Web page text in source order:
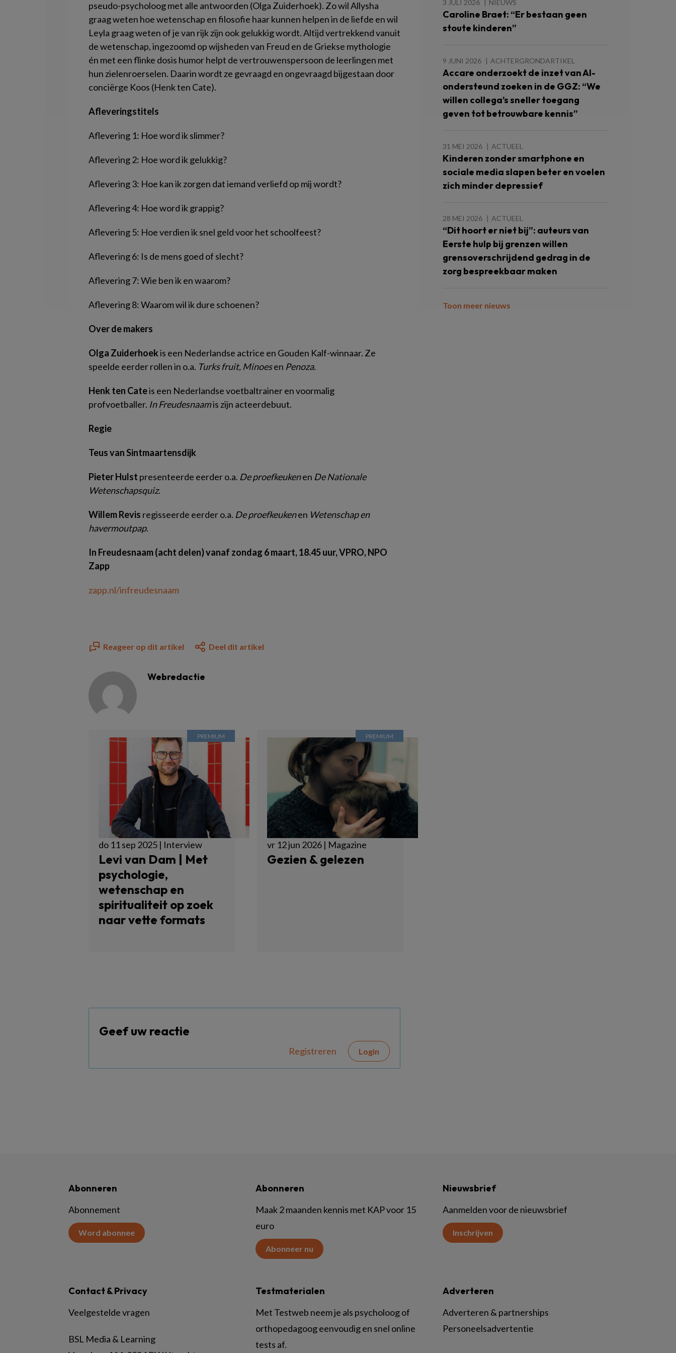
pseudo-psycholoog met alle antwoorden (Olga Zuiderhoek). Zo wil Allysha
graag weten hoe wetenschap en filosofie haar kunnen helpen in de liefde en wil
Leyla graag weten of je van rijk zijn ook gelukkig wordt. Altijd vertrekkend vanuit
de wetenschap, ingezoomd op wijsheden van Freud en de Griekse mythologie
én met een flinke dosis humor helpt de vertrouwenspersoon de leerlingen met
hun zielenroerselen. Daarin wordt ze gevraagd en ongevraagd bijgestaan door
conciërge Koos (Henk ten Cate).
Afleveringstitels
Aflevering 1: Hoe word ik slimmer?
Aflevering 2: Hoe word ik gelukkig?
Aflevering 3: Hoe kan ik zorgen dat iemand verliefd op mij wordt?
Aflevering 4: Hoe word ik grappig?
Aflevering 5: Hoe verdien ik snel geld voor het schoolfeest?
Aflevering 6: Is de mens goed of slecht?
Aflevering 7: Wie ben ik en waarom?
Aflevering 8: Waarom wil ik dure schoenen?
Over de makers
Olga Zuiderhoekis een Nederlandse actrice en Gouden Kalf-winnaar. Ze
speelde eerder rollen in o.a. Turks fruit, Minoesen Penoza.
Henk ten Cateis een Nederlandse voetbaltrainer en voormalig
profvoetballer. In Freudesnaamis zijn acteerdebuut.
Regie
Teus van Sintmaartensdijk
PieterHulst presenteerde eerder o.a. De proefkeukenen De Nationale
Wetenschapsquiz.
Willem Revis regisseerde eerder o.a. De proefkeukenen Wetenschap en
havermoutpap.
In Freudesnaam (acht delen) vanaf zondag 6 maart, 18.45 uur, VPRO, NPO
Zapp
zapp.nl/infreudesnaam
Reageer op dit artikel Deel dit artikel
Webredactie
do 11 sep 2025 | Interview
Levi van Dam | Met
psychologie,
wetenschap en
spiritualiteit op zoek
naar vette formats
vr 12 jun 2026 | Magazine
Gezien & gelezen
Geef uw reactie
Registreren Login
3 JULI 2026 NIEUWS
Caroline Braet: “Er bestaan geen
stoute kinderen”
9 JUNI 2026 ACHTERGRONDARTIKEL
Accare onderzoekt de inzet van AI-
ondersteund zoeken in de GGZ: “We
willen collega’s sneller toegang
geven tot betrouwbare kennis”
31 MEI 2026 ACTUEEL
Kinderen zonder smartphone en
sociale media slapen beter en voelen
zich minder depressief
28 MEI 2026 ACTUEEL
“Dit hoort er niet bij”: auteurs van
Eerste hulp bij grenzen willen
grensoverschrijdend gedrag in de
zorg bespreekbaar maken
Toon meer nieuws
Abonneren
Abonnement
Word abonnee
Abonneren
Maak 2 maanden kennis met KAP voor 15
euro
Abonneer nu
Nieuwsbrief
Aanmelden voor de nieuwsbrief
Inschrijven
Contact & Privacy
Veelgestelde vragen
BSL Media & Learning
Testmaterialen
Met Testweb neem je als psycholoog of
orthopedagoog eenvoudig en snel online
tests af.
Adverteren
Adverteren & partnerships
Personeelsadvertentie